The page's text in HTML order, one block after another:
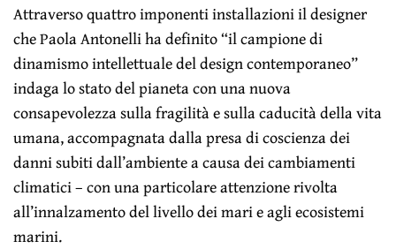
Attraverso quattro imponenti installazioni il designer
che Paola Antonelli ha definito “il campione di
dinamismo intellettuale del design contemporaneo”
indaga lo stato del pianeta con una nuova
consapevolezza sulla fragilità e sulla caducità della vita
umana, accompagnata dalla presa di coscienza dei
danni subiti dall’ambiente a causa dei cambiamenti
climatici – con una particolare attenzione rivolta
all’innalzamento del livello dei mari e agli ecosistemi
marini.